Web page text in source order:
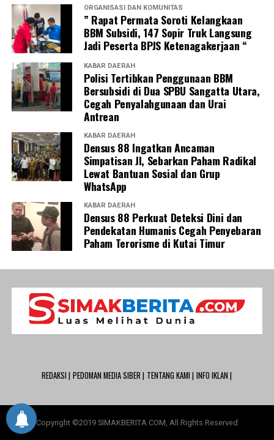
ORGANISASI DAN KOMUNITAS
” Rapat Permata Soroti Kelangkaan
BBM Subsidi, 147 Sopir Truk Langsung
Jadi Peserta BPJS Ketenagakerjaan “
KABAR DAERAH
Polisi Tertibkan Penggunaan BBM
Bersubsidi di Dua SPBU Sangatta Utara,
Cegah Penyalahgunaan dan Urai
Antrean
KABAR DAERAH
Densus 88 Ingatkan Ancaman
Simpatisan JI, Sebarkan Paham Radikal
Lewat Bantuan Sosial dan Grup
WhatsApp
KABAR DAERAH
Densus 88 Perkuat Deteksi Dini dan
Pendekatan Humanis Cegah Penyebaran
Paham Terorisme di Kutai Timur
REDAKSI | PEDOMAN MEDIA SIBER | TENTANG KAMI | INFO IKLAN |
Copyright ©2019 SIMAKBERITA.COM, All Rights Reserved